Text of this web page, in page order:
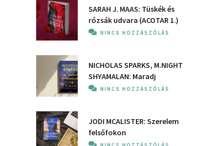
SARAH J. MAAS: Tüskék és
rózsák udvara (ACOTAR 1.)
NINCS HOZZÁSZÓLÁS
NICHOLAS SPARKS, M.NIGHT
SHYAMALAN: Maradj
NINCS HOZZÁSZÓLÁS
JODI MCALISTER: Szerelem
felsőfokon